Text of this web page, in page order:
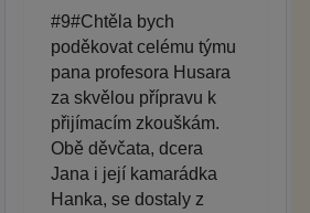
#9#Chtěla bych
poděkovat celému týmu
pana profesora Husara
za skvělou přípravu k
přijímacím zkouškám.
Obě děvčata, dcera
Jana i její kamarádka
Hanka, se dostaly z